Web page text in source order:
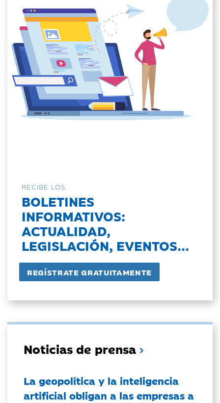
RECIBE LOS
BOLETINES
INFORMATIVOS:
ACTUALIDAD,
LEGISLACIÓN, EVENTOS...
Noticias de prensa
La geopolítica y la inteligencia
artificial obligan a las empresas a